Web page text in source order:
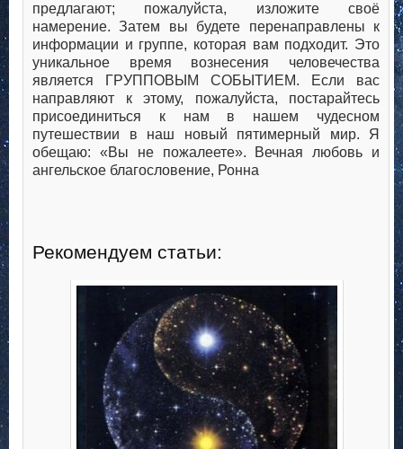
предлагают; пожалуйста, изложите своё
намерение. Затем вы будете перенаправлены к
информации и группе, которая вам подходит. Это
уникальное время вознесения человечества
является ГРУППОВЫМ СОБЫТИЕМ. Если вас
направляют к этому, пожалуйста, постарайтесь
присоединиться к нам в нашем чудесном
путешествии в наш новый пятимерный мир. Я
обещаю: «Вы не пожалеете». Вечная любовь и
ангельское благословение, Ронна
Рекомендуем статьи: